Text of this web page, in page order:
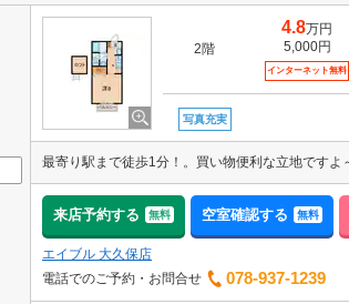
2階
4.8万円
5,000円
インターネット無料
写真充実
来店予約する 無料 空室確認する 無料
エイブル 大久保店
電話でのご予約・お問合せ
078-937-1239